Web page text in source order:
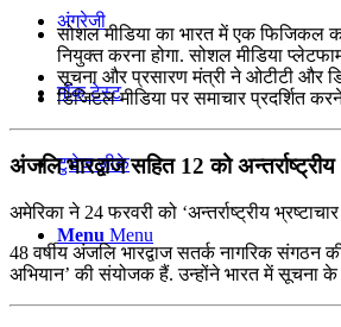
अंग्रेजी
मॉक टेस्ट
टुडेज जीके
Menu Menu
सोशल मीडिया का भारत में एक फिजिकल
नियुक्त करना होगा. सोशल मीडिया
सूचना और प्रसारण मंत्री ने ओटीटी और
डिजिटल मीडिया पर समाचार प्रदर्शित
अंजलि भारद्वाज सहित 12 को
अमेरिका ने 24 फरवरी को ‘अन्तर्राष्ट्रीय
48 वर्षीय अंजलि भारद्वाज सतर्क नागरिक संगठन
अभियान’ की संयोजक हैं. उन्होंने भारत में सूचना